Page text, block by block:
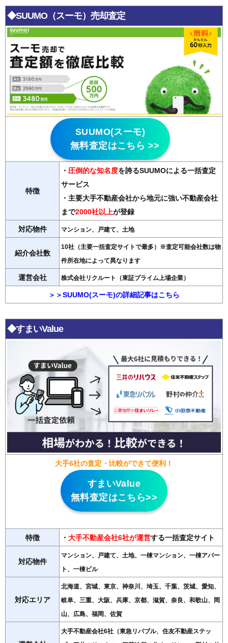
◆SUUMO（スーモ）売却査定
SUUMO(スーモ)
無料査定はこちら >>
特徴
・ 圧倒的な知名度を誇るSUUMOによる一括査定
サービス
・主要大手不動産会社から地元に強い不動産会社
まで2000社以上が登録
対応物件 マンション、戸建て、土地
紹介会社数
10社（主要一括査定サイトで最多）※査定可能会社数は物
件所在地によって異なります
運営会社 株式会社リクルート（東証プライム上場企業）
＞＞SUUMO(スーモ)の詳細記事はこちら
◆すまいValue
大手6社の査定・比較ができて便利！
すまいValue
無料査定はこちら>>
特徴 ・ 大手不動産会社6社が運営する一括査定サイト
対応物件
マンション、戸建て、土地、一棟マンション、一棟アパー
ト、一棟ビル
対応エリア
北海道、宮城、東京、神奈川、埼玉、千葉、茨城、愛知、
岐阜、三重、大阪、兵庫、京都、滋賀、奈良、和歌山、岡
山、広島、福岡、佐賀
大手不動産会社6社（東急リバブル、住友不動産ステッ